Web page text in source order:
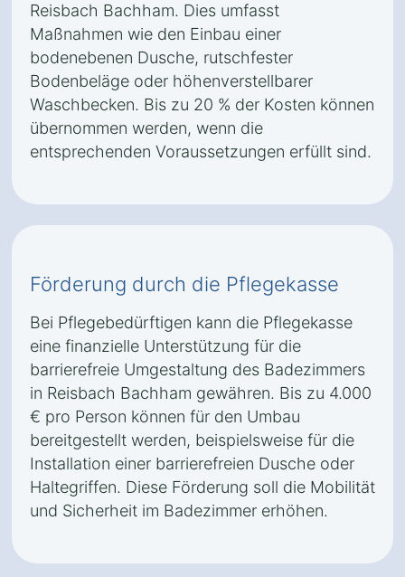
Reisbach Bachham. Dies umfasst
Maßnahmen wie den Einbau einer
bodenebenen Dusche, rutschfester
Bodenbeläge oder höhenverstellbarer
Waschbecken. Bis zu 20 % der Kosten können
übernommen werden, wenn die
entsprechenden Voraussetzungen erfüllt sind.
Förderung durch die Pflegekasse
Bei Pflegebedürftigen kann die Pflegekasse
eine finanzielle Unterstützung für die
barrierefreie Umgestaltung des Badezimmers
in Reisbach Bachham gewähren. Bis zu 4.000
€ pro Person können für den Umbau
bereitgestellt werden, beispielsweise für die
Installation einer barrierefreien Dusche oder
Haltegriffen. Diese Förderung soll die Mobilität
und Sicherheit im Badezimmer erhöhen.